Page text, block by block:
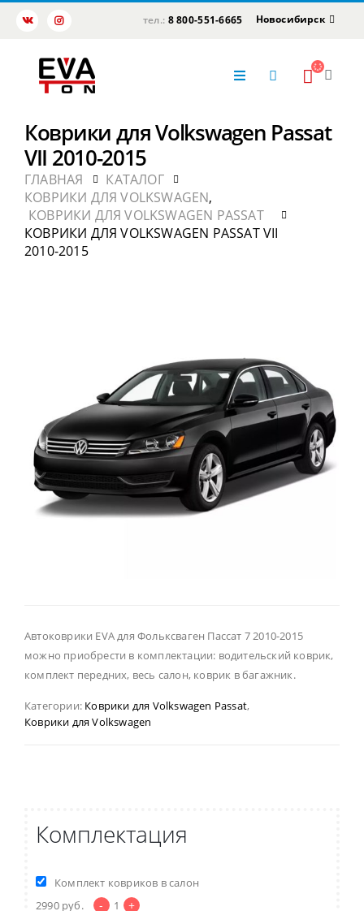
тел.: 8 800-551-6665 Новосибирск
Коврики для Volkswagen Passat
VII 2010-2015
ГЛАВНАЯ
КАТАЛОГ
КОВРИКИ ДЛЯ VOLKSWAGEN,
КОВРИКИ ДЛЯ VOLKSWAGEN PASSAT
КОВРИКИ ДЛЯ VOLKSWAGEN PASSAT VII
2010-2015
Автоковрики EVA для Фольксваген Пассат 7 2010-2015
можно приобрести в комплектации: водительский коврик,
комплект передних, весь салон, коврик в багажник.
Категории: Коврики для Volkswagen Passat,
Коврики для Volkswagen
Комплектация
Комплект ковриков в салон
2990 руб. - 1 +